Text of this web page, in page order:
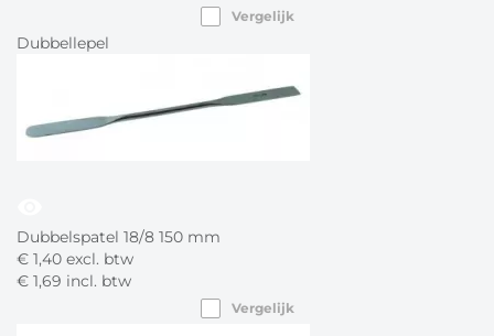
Vergelijk
Dubbellepel
Dubbelspatel 18/8 150 mm
€ 1,40 excl. btw
€ 1,69 incl. btw
Vergelijk